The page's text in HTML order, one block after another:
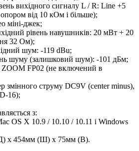
вихідного сигналу L / R: Line +5
від 10 кОм і більше);
міні-джек;
рівень навушників: 20 мВт + 20
32 Ом);
шум: -119 dBu;
шуму (залишковий шум): -101 дБм;
ZOOM FP02 (не включений в
змінного струму DC9V (center minus),
16);
з:
OS X 10.9 / 10.10 / 10.11 і Windows
х 454мм (Ш) х 75мм (В).